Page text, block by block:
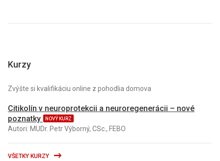
Kurzy
Zvýšte si kvalifikáciu online z pohodlia domova
Citikolín v neuroprotekcii a neuroregenerácii – nové
poznatky
NOVÝ KURZ
Autori: MUDr. Petr Výborný, CSc., FEBO
VŠETKY KURZY